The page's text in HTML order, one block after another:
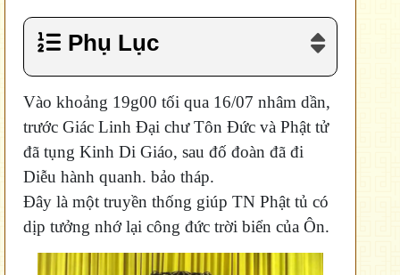
Phụ Lục
Vào khoảng 19g00 tối qua 16/07 nhâm dần,
trước Giác Linh Đại chư Tôn Đức và Phật tử
đã tụng Kinh Di Giáo, sau đố đoàn đã đi
Diễu hành quanh. bảo tháp.
Đây là một truyền thống giúp TN Phật tủ có
dịp tưởng nhớ lại công đức trời biển của Ôn.